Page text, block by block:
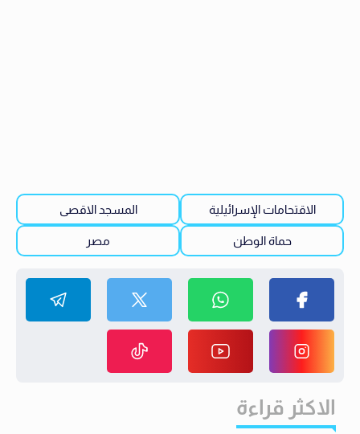
الاقتحامات الإسرائيلية المسجد الاقصى
حماة الوطن مصر
الاكثر قراءة